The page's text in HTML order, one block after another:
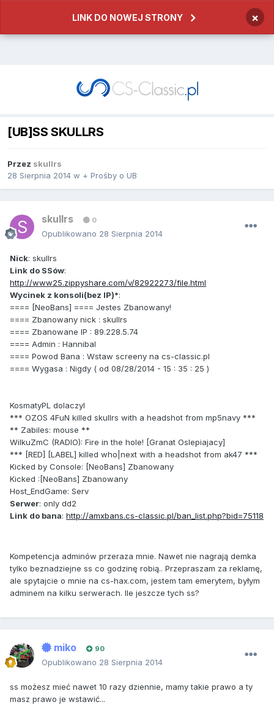
LINK DO NOWEJ STRONY ×
[UB]SS SKULLRS
Przez skullrs
28 Sierpnia 2014 w + Prośby o UB
skullrs 0
Opublikowano 28 Sierpnia 2014
Nick: skullrs
Link do SSów:
http://www25.zippyshare.com/v/82922273/file.html
Wycinek z konsoli(bez IP)*:
==== [NeoBans] ==== Jestes Zbanowany!
==== Zbanowany nick : skullrs
==== Zbanowane IP : 89.228.5.74
==== Admin : Hannibal
==== Powod Bana : Wstaw screeny na cs-classic.pl
==== Wygasa : Nigdy ( od 08/28/2014 - 15 : 35 : 25 )
KosmatyPL dolaczyl
*** OZOS 4FuN killed skullrs with a headshot from mp5navy ***
** Zabiles: mouse **
WilkuZmC (RADIO): Fire in the hole! [Granat Oslepiajacy]
*** [RED] [LABEL] killed who|next with a headshot from ak47 ***
Kicked by Console: [NeoBans] Zbanowany
Kicked :[NeoBans] Zbanowany
Host_EndGame: Serv
Serwer: only dd2
Link do bana: http://amxbans.cs-classic.pl/ban_list.php?bid=75118
Kompetencja adminów przeraza mnie. Nawet nie nagrają demka
tylko beznadziejne ss co godzinę robią.. Przepraszam za reklamę,
ale spytajcie o mnie na cs-hax.com, jestem tam emerytem, byłym
adminem na kilku serwerach. Ile jeszcze tych ss?
miko 90
Opublikowano 28 Sierpnia 2014
ss możesz mieć nawet 10 razy dziennie, mamy takie prawo a ty
masz prawo je wstawić...